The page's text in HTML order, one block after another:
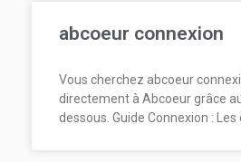
abcoeur connexion
Vous cherchez abcoeur
directement à Abcoeur grâce
dessous. Guide Connexion :